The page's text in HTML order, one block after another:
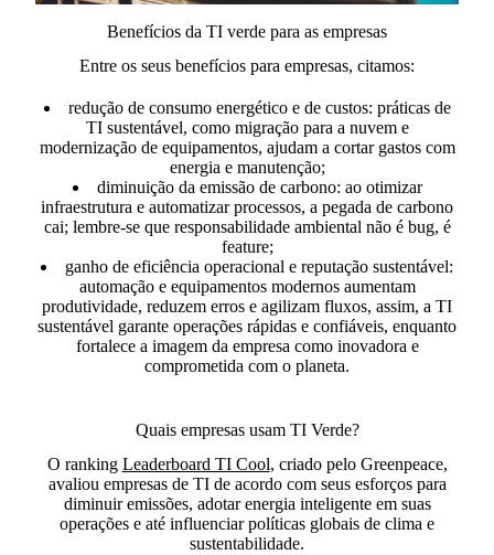
Benefícios da TI verde para as empresas
Entre os seus benefícios para empresas, citamos:
redução de consumo energético e de custos: práticas de
TI sustentável, como migração para a nuvem e
modernização de equipamentos, ajudam a cortar gastos com
energia e manutenção;
diminuição da emissão de carbono: ao otimizar
infraestrutura e automatizar processos, a pegada de carbono
cai; lembre-se que responsabilidade ambiental não é bug, é
feature;
ganho de eficiência operacional e reputação sustentável:
automação e equipamentos modernos aumentam
produtividade, reduzem erros e agilizam fluxos, assim, a TI
sustentável garante operações rápidas e confiáveis, enquanto
fortalece a imagem da empresa como inovadora e
comprometida com o planeta.
Quais empresas usam TI Verde?
O ranking Leaderboard TI Cool, criado pelo Greenpeace,
avaliou empresas de TI de acordo com seus esforços para
diminuir emissões, adotar energia inteligente em suas
operações e até influenciar políticas globais de clima e
sustentabilidade.